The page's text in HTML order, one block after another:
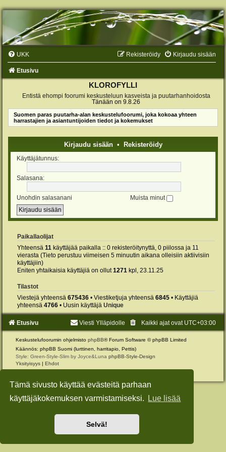
Tämä sivusto käyttää evästeitä parhaan
käyttäjäkokemuksen varmistamiseksi.
Lue lisää
Selvä!
UKK Kirjaudu sisään
Rekisteröidy
Etusivu
KLOROFYLLI
Entistä ehompi foorumi keskusteluun kasveista ja puutarhanhoidosta
Tänään on 9.8.26
Suomen paras puutarha-alan keskustelufoorumi, joka kokoaa yhteen
harrastajien ja asiantuntijoiden tiedot ja kokemukset
Kirjaudu sisään• Rekisteröidy
Käyttäjätunnus:
Salasana:
Unohdin salasanani Muista minut
Paikallaolijat
Yhteensä 11 käyttäjää paikalla :: 0 rekisteröitynyttä, 0 piilossa ja 11
vierasta (Tieto perustuu viimeisen 5 minuutin aikana olleisiin aktiivisiin
käyttäjiin)
Eniten yhtaikaisia käyttäjiä on ollut1271 kpl, 23.11.25
Tilastot
Viestejä yhteensä 675436 • Viestiketjuja yhteensä 6845 • Käyttäjiä
yhteensä 4766 • Uusin käyttäjä Unique
Etusivu Kaikki ajat ovat UTC+03:00
Viesti Ylläpidolle
Keskustelufoorumin ohjelmisto phpBB® Forum Software © phpBB Limited
Käännös: phpBB Suomi (lurttinen, harritapio, Pettis)
Style: Green-Style-Slim by Joyce&Luna phpBB-Style-Design
Yksityisyys | Ehdot